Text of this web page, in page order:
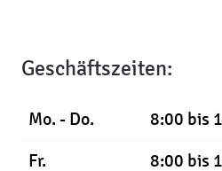
Geschäftszeiten:
Mo. - Do.
8:00 bis
Fr.
8:00 bis